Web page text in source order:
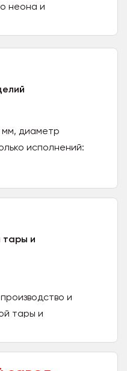
неона и
и...
диаметр
исполнений:
тары и
и
тары и